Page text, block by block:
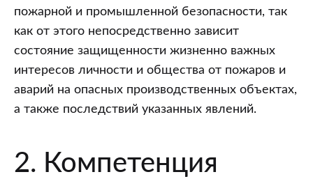
пожарной и промышленной безопасности, так
как от этого непосредственно зависит
состояние защищенности жизненно важных
интересов личности и общества от пожаров и
аварий на опасных производственных объектах,
а также последствий указанных явлений.
2. Компетенция